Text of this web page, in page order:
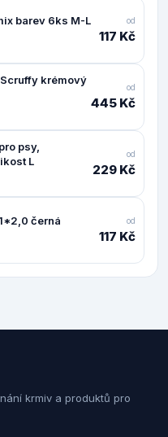
barev 6ks M-L od
117 Kč
krémový
od
445 Kč
psy,
L
od
229 Kč
černá od
117 Kč
krmiv a produktů pro